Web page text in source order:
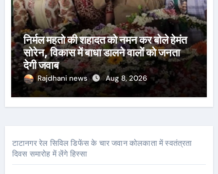
निर्मल महतो की शहादत को नमन कर बोले हेमंत
सोरेन, विकास में बाधा डालने वालों को जनता
देगी जवाब
Rajdhani news Aug 8, 2026
टाटानगर रेल सिविल डिफेंस के चार जवान कोलकाता में स्वतंत्रता
दिवस समारोह में लेंगे हिस्सा